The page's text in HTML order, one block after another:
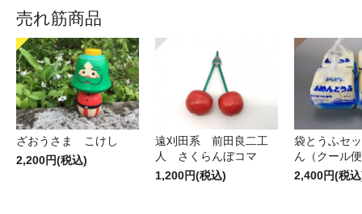
売れ筋商品
ざおうさま こけし
2,200円(税込)
遠刈田系 前田良二工
人 さくらんぼコマ
1,200円(税込)
袋とうふセ
ん（クール
2,400円(税